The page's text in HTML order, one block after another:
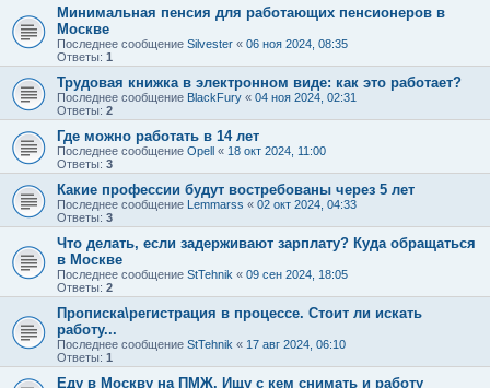
Минимальная пенсия для работающих пенсионеров в
Москве
Последнее сообщение Silvester « 06 ноя 2024, 08:35
Ответы: 1
Трудовая книжка в электронном виде: как это работает?
Последнее сообщение BlackFury « 04 ноя 2024, 02:31
Ответы: 2
Где можно работать в 14 лет
Последнее сообщение Opell « 18 окт 2024, 11:00
Ответы: 3
Какие профессии будут востребованы через 5 лет
Последнее сообщение Lemmarss « 02 окт 2024, 04:33
Ответы: 3
Что делать, если задерживают зарплату? Куда обращаться
в Москве
Последнее сообщение StTehnik « 09 сен 2024, 18:05
Ответы: 2
Прописка\регистрация в процессе. Стоит ли искать
работу...
Последнее сообщение StTehnik « 17 авг 2024, 06:10
Ответы: 1
Еду в Москву на ПМЖ. Ищу с кем снимать и работу